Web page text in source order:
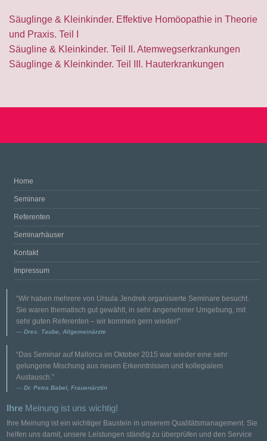
Säuglinge & Kleinkinder. Effektive Homöopathie in Theorie
und Praxis. Teil I
Säugline & Kleinkinder. Teil II. Atemwegserkrankungen
Säuglinge & Kleinkinder. Teil III. Hauterkrankungen
Home
Seminare
Referenten
Seminarhäuser
Kontakt
Impressum
“Wir haben mehrere von Ursula Jendrek organisierte Seminare besucht.
Sie waren thematisch gut gewählt, in sehr angenehmer Umgebung, mit
sehr guten Referenten – wir kommen gern wieder!”
Dres. Taube, Allgemeinärzte
“Das Seminar auf Mallorca im Oktober 2015 war wieder eine sehr
gelungene Mischung aus neuen Erkenntnissen und kollegialem
Austausch.”
Dr. Petra Babel, Frauenärztin
Ihre Meinung ist uns wichtig!
Ihre Meinung ist ein wichtiger Baustein in unserem Qualitätsmanagement. Sie
helfen uns damit, unsere Leistungen ständig zu überprüfen und den Service